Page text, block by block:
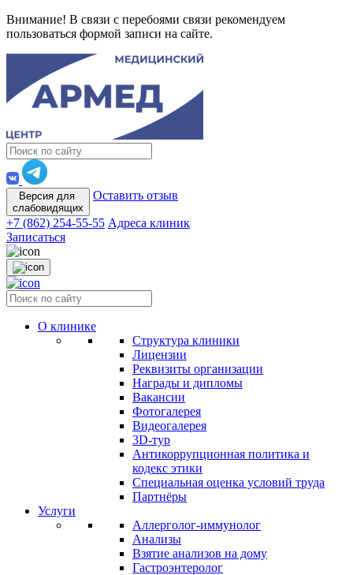
Внимание! В связи с перебоями связи рекомендуем
пользоваться формой записи на сайте.
Версия для
слабовидящих
Оставить отзыв
+7 (862) 254-55-55 Адреса клиник
Записаться
О клинике
Структура клиники
Лицензии
Реквизиты организации
Награды и дипломы
Вакансии
Фотогалерея
Видеогалерея
3D-тур
Антикоррупционная политика и
кодекс этики
Специальная оценка условий труда
Партнёры
Услуги
Аллерголог-иммунолог
Анализы
Взятие анализов на дому
Гастроэнтеролог